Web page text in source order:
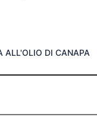
ALL'OLIO DI CANAPA